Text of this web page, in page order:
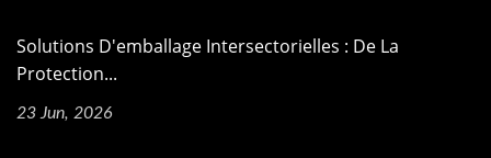
Solutions D'emballage Intersectorielles : De La
Protection...
23 Jun, 2026